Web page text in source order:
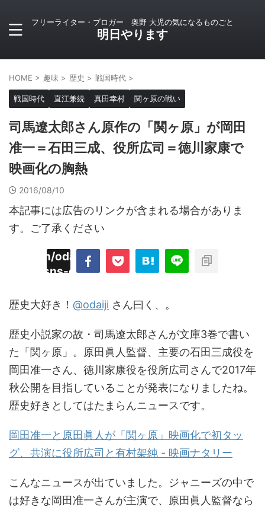
フリーライター・ブロガー 奥野 大児の気になるものごと
明日やります
HOME > 趣味 > 歴史 > 戦国時代 >
戦国時代 直江兼続 真田幸村 関ヶ原の戦い
司馬遼太郎さん原作の「関ヶ原」が岡田
准一＝石田三成、役所広司＝徳川家康で
映画化の胸熱
2016/08/10
本記事には広告のリンクが含まれる場合がありま
す。ご了承ください
odaiji.com/public_html/blog/wp-
sns-count-cache/sns-count-
歴史大好き！ @odaiji さん曰く、。
歴史小説家の故・司馬遼太郎さんが文庫3巻で書い
た「関ヶ原」。原田眞人監督、主要の石田三成役を
岡田准一さん、徳川家康役を役所広司さんで2017年
秋公開を目指していることが発表になりましたね。
歴史好きとしてはたまらんニュースです。
岡田准一と原田眞人が「関ヶ原」映画化で初タッ
グ、共演に役所広司と有村架純 - 映画ナタリー
こんなニュースが出ていました。ジャニーズの中で
は好きな岡田准一さんが主演で、原田眞人監督なら